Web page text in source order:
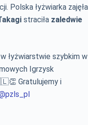
Polska łyżwiarka zajęła
straciła zaledwie
łyżwiarstwie szybkim w
Igrzysk
Gratulujemy i